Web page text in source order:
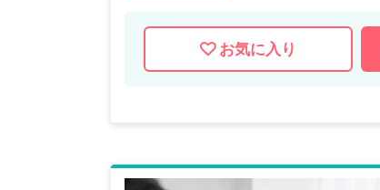
お気に入り